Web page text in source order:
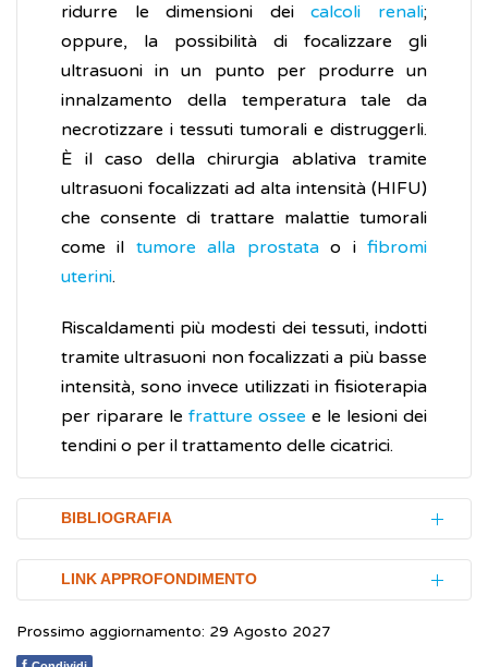
ridurre le dimensioni deicalcoli renali;
oppure, la possibilità di focalizzare gli
ultrasuoni in un punto per produrre un
innalzamento della temperatura tale da
necrotizzare i tessuti tumorali e distruggerli.
È il caso della chirurgia ablativa tramite
ultrasuoni focalizzati ad alta intensità (HIFU)
che consente di trattare malattie tumorali
come il tumore alla prostatao ifibromi
uterini.
Riscaldamenti più modesti dei tessuti, indotti
tramite ultrasuoni non focalizzati a più basse
intensità, sono invece utilizzati in fisioterapia
per riparare le fratture ossee e le lesioni dei
tendini o per il trattamento delle cicatrici.
BIBLIOGRAFIA
United Nations Environment Programme
(UNEP).Radiation: effects and sources,
2016
LINK APPROFONDIMENTO
International Commission on Non-Ionizing
Prossimo aggiornamento: 29 Agosto 2027